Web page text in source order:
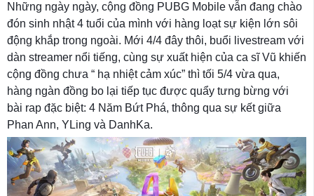
Những ngày ngày, cộng đồng PUBG Mobile vẫn đang chào
đón sinh nhật 4 tuổi của mình với hàng loạt sự kiện lớn sôi
động khắp trong ngoài. Mới 4/4 đây thôi, buổi livestream với
dàn streamer nổi tiếng, cùng sự xuất hiện của ca sĩ Vũ khiến
cộng đồng chưa “ hạ nhiệt cảm xúc” thì tối 5/4 vừa qua,
hàng ngàn đồng bo lại tiếp tục được quẩy tưng bừng với
bài rap đặc biệt: 4 Năm Bứt Phá, thông qua sự kết giữa
Phan Ann, YLing và DanhKa.